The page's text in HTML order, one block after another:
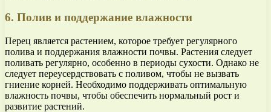
6. Полив и поддержание влажности
Перец является растением, которое требует регулярного
полива и поддержания влажности почвы. Растения следует
поливать регулярно, особенно в периоды сухости. Однако не
следует переусердствовать с поливом, чтобы не вызвать
гниение корней. Необходимо поддерживать оптимальную
влажность почвы, чтобы обеспечить нормальный рост и
развитие растений.